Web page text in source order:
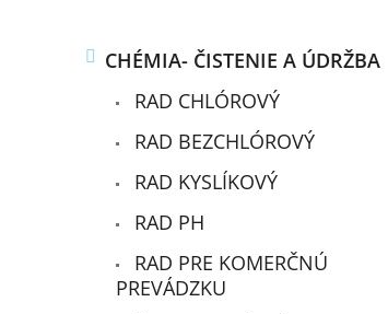
CHÉMIA- ČISTENIE A ÚDRŽBA
RAD CHLÓROVÝ
RAD BEZCHLÓROVÝ
RAD KYSLÍKOVÝ
RAD PH
RAD PRE KOMERČNÚ
PREVÁDZKU